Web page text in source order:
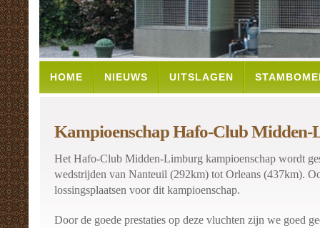
HOME NIEUWS UITSLAGEN
Kampioenschap Hafo-Club Midden-
Het Hafo-Club Midden-Limburg kampioenschap wordt
wedstrijden van Nanteuil (292km) tot Orleans (437km).
lossingsplaatsen voor dit kampioenschap.
Door de goede prestaties op deze vluchten zijn we goed